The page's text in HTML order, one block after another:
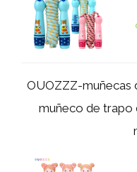
OUOZZZ-muñecas
muñeco de trapo